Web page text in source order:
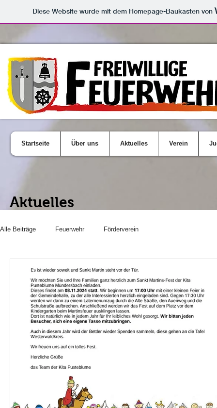
Diese Website wurde mit dem Homepage-Baukasten von
Startseite Über uns Aktuelles Verein
Aktuelles
Alle Beiträge Feuerwehr Förderverein